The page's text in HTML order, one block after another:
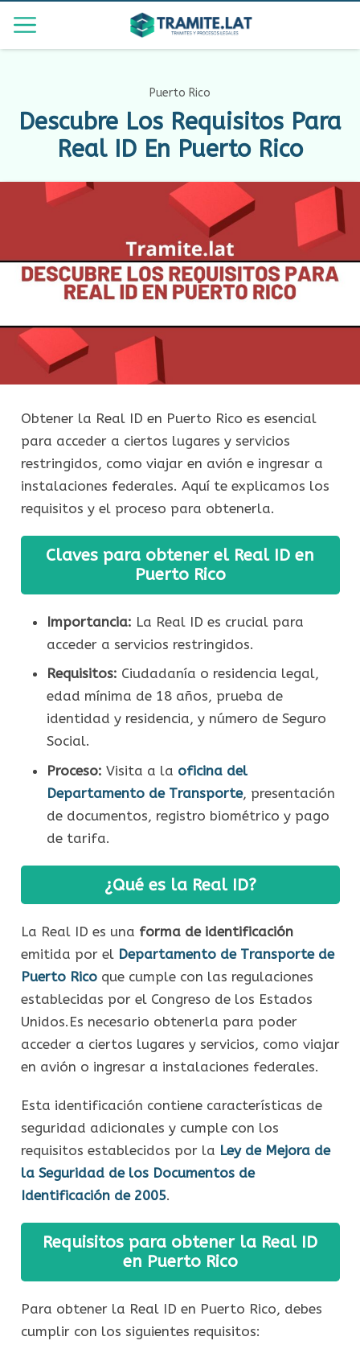
Puerto Rico
Descubre Los Requisitos Para
Real ID En Puerto Rico
Obtener la Real ID en Puerto Rico es esencial
para acceder a ciertos lugares y servicios
restringidos, como viajar en avión e ingresar a
instalaciones federales. Aquí te explicamos los
requisitos y el proceso para obtenerla.
Claves para obtener el Real ID en
Puerto Rico
Importancia: La Real ID es crucial para
acceder a servicios restringidos.
Requisitos: Ciudadanía o residencia legal,
edad mínima de 18 años, prueba de
identidad y residencia, y número de Seguro
Social.
Proceso: Visita a la oficina del
Departamento de Transporte, presentación
de documentos, registro biométrico y pago
de tarifa.
¿Qué es la Real ID?
La Real ID es una forma de identificación
emitida por el Departamento de Transporte de
Puerto Ricoque cumple con las regulaciones
establecidas por el Congreso de los Estados
Unidos.Es necesario obtenerla para poder
acceder a ciertos lugares y servicios, como viajar
en avión o ingresar a instalaciones federales.
Esta identificación contiene características de
seguridad adicionales y cumple con los
requisitos establecidos por la Ley de Mejora de
la Seguridad de los Documentos de
Identificación de 2005.
Requisitos para obtener la Real ID
en Puerto Rico
Para obtener la Real ID en Puerto Rico, debes
cumplir con los siguientes requisitos: